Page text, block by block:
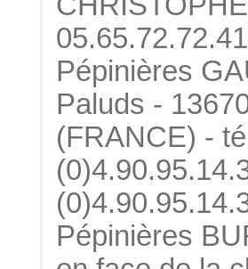
Pépinières
Paluds -
(FRANCE) -
Pépinières